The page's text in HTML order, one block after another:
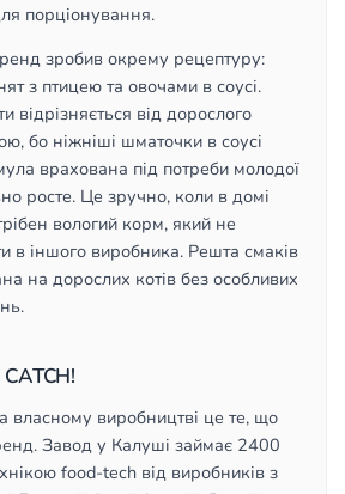
порціонування.
зробив окрему рецептуру:
з птицею та овочами в соусі.
відрізняється від дорослого
бо ніжніші шматочки в соусі
врахована під потреби молодої
росте. Це зручно, коли в домі
вологий корм, який не
в іншого виробника. Решта смаків
на дорослих котів без особливих
власному виробництві це те, що
Завод у Калуші займає 2400
food-tech від виробників з